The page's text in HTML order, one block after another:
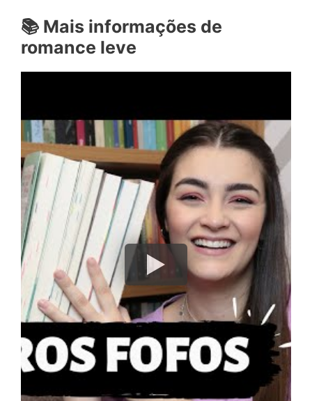
📚 Mais informações de
romance leve